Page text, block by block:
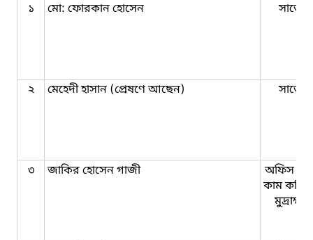
১ মো: ফোরকান হোসেন
২ মেহেদী হাসান (প্রেষণে আছেন)
৩ জাকির হোসেন গাজী
অফিস
কাম